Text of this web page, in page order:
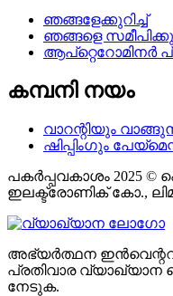
ഞങ്ങളേക്കുറിച്ച്
ഞങ്ങളെ
ആപ്റ്റെറോമിനർ
കമ്പനി നയം
വാറന്റിയും
ഷിപ്പിംഗും
പകർപ്പവകാശം 2025
ഇലക്ട്രോണിക് കോ.,
അഭ്യർത്ഥന
പ്രതിവാര വ്യാഖ്യാന
നേടുക.